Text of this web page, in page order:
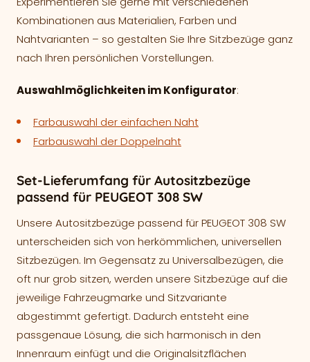
Kombinationen aus Materialien, Farben und
Nahtvarianten – so gestalten Sie Ihre Sitzbezüge ganz
nach Ihren persönlichen Vorstellungen.
Auswahlmöglichkeiten im Konfigurator:
Farbauswahl der einfachen Naht
Farbauswahl der Doppelnaht
Set-Lieferumfang für Autositzbezüge
passend für PEUGEOT 308 SW
Unsere Autositzbezüge passend für PEUGEOT 308 SW
unterscheiden sich von herkömmlichen, universellen
Sitzbezügen. Im Gegensatz zu Universalbezügen, die
oft nur grob sitzen, werden unsere Sitzbezüge auf die
jeweilige Fahrzeugmarke und Sitzvariante
abgestimmt gefertigt. Dadurch entsteht eine
passgenaue Lösung, die sich harmonisch in den
Innenraum einfügt und die Originalsitzflächen